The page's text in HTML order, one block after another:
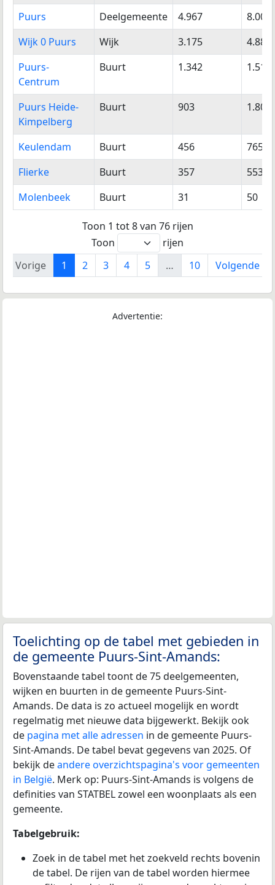
Puurs Deelgemeente 4.967
8.005
Wijk 0 Puurs
Wijk 3.175
4.883
Puurs-
Centrum
Buurt 1.342 1.518
Puurs Heide-
Kimpelberg
Buurt 903 1.809
Keulendam Buurt 456
765
Flierke
Buurt 357
553
Molenbeek
Buurt 31 50
Toon 1 tot 8 van 76 rijen
Toon
rijen
Vorige
1 2 3 4 5 … 10 Volgende
Advertentie:
Toelichting op de tabel met gebieden in
de gemeente Puurs-Sint-Amands:
Bovenstaande tabel toont de 75 deelgemeenten,
wijken en buurten in de gemeente Puurs-Sint-
Amands. De data is zo actueel mogelijk en wordt
regelmatig met nieuwe data bijgewerkt. Bekijk ook
de pagina met alle adressen in de gemeente Puurs-
Sint-Amands. De tabel bevat gegevens van 2025. Of
bekijk deandere overzichtspagina's voor gemeenten
in België. Merk op: Puurs-Sint-Amands is volgens de
definities van STATBEL zowel een woonplaats als een
gemeente.
Tabelgebruik:
Zoek in de tabel met het zoekveld rechts bovenin
de tabel. De rijen van de tabel worden hiermee